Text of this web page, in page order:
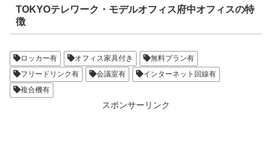
TOKYOテレワーク・モデルオフィス府中オフィスの特
徴
ロッカー有 オフィス家具付き
無料プラン有
フリードリンク有
会議室有
インターネット回線有
複合機有
スポンサーリンク